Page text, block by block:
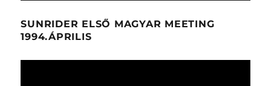
SUNRIDER ELSŐ MAGYAR MEETING
1994.ÁPRILIS